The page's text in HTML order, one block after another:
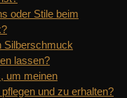
oder Stile beim
Silberschmuck
lassen?
um meinen
und zu erhalten?